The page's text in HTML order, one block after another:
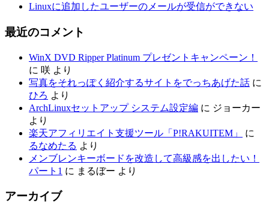
Linuxに追加したユーザーのメールが受信ができない
最近のコメント
WinX DVD Ripper Platinum プレゼントキャンペーン！
に 咲 より
写真をそれっぽく紹介するサイトをでっちあげた話 に
ひろ より
ArchLinuxセットアップ システム設定編 に ジョーカー
より
楽天アフィリエイト支援ツール「P!RAKUITEM」
に
るなめたる より
メンブレンキーボードを改造して高級感を出したい！
パート1 に まるぼー より
アーカイブ